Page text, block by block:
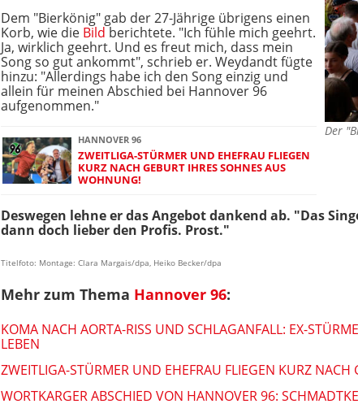
Der
Dem "Bierkönig" gab der 27-Jährige übrigens einen
Korb, wie die Bild berichtete. "Ich fühle mich geehrt.
Ja, wirklich geehrt. Und es freut mich, dass mein
Song so gut ankommt", schrieb er. Weydandt fügte
hinzu: "Allerdings habe ich den Song einzig und
allein für meinen Abschied bei Hannover 96
aufgenommen."
HANNOVER 96
ZWEITLIGA-STÜRMER UND EHEFRAU FLIEGEN
KURZ NACH GEBURT IHRES SOHNES AUS
WOHNUNG!
Deswegen lehne er das Angebot dankend ab. "Das
dann doch lieber den Profis. Prost."
Titelfoto: Montage: Clara Margais/dpa, Heiko Becker/dpa
Mehr zum Thema Hannover 96:
KOMA NACH AORTA-RISS UND SCHLAGANFALL: EX-
LEBEN
ZWEITLIGA-STÜRMER UND EHEFRAU FLIEGEN KURZ
WORTKARGER ABSCHIED VON HANNOVER 96: